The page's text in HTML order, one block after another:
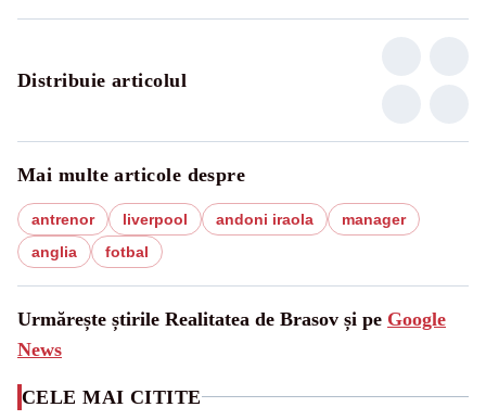
Distribuie articolul
Mai multe articole despre
antrenor liverpool andoni iraola
manager
anglia
fotbal
Urmărește știrile Realitatea de Brasov și pe Google
News
CELE MAI CITITE